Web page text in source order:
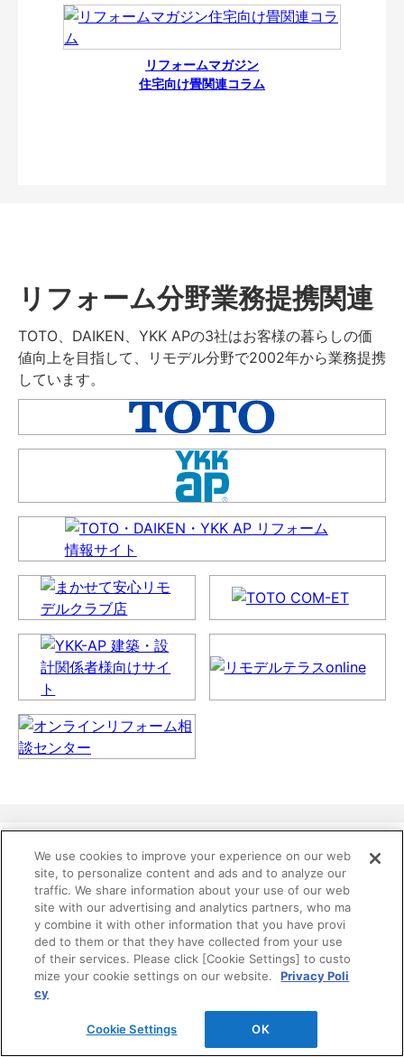
リフォームマガジン
住宅向け畳関連コラム
リフォーム分野業務提携関連
TOTO、DAIKEN、YKK APの3社はお客様の暮らしの価
値向上を目指して、リモデル分野で2002年から業務提携
しています。
We use cookies to improve your experience on our web
site, to personalize content and ads and to analyze our
traffic. We share information about your use of our web
site with our advertising and analytics partners, who ma
y combine it with other information that you have provi
ded to them or that they have collected from your use
of their services. Please click [Cookie Settings] to custo
mize your cookie settings on our website.
Privacy Poli
cy
Cookie Settings OK